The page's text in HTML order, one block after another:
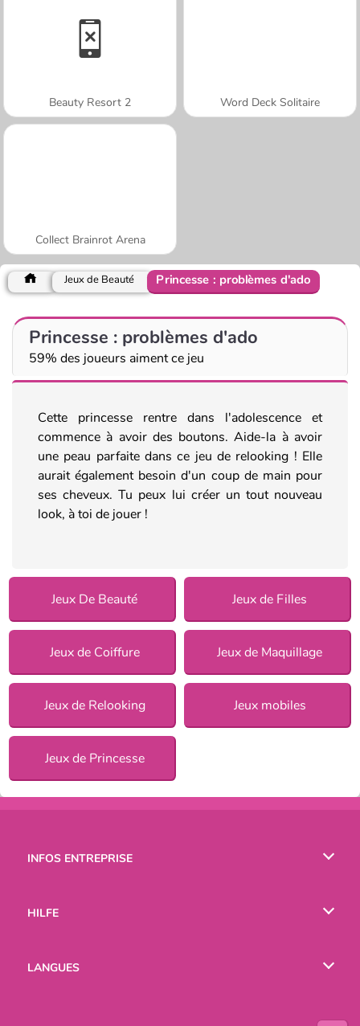
Beauty Resort 2 Word Deck Solitaire
Collect Brainrot Arena
Jeux de Beauté Princesse : problèmes d'ado
Princesse : problèmes d'ado
59% des joueurs aiment ce jeu
Cette princesse rentre dans l'adolescence et
commence à avoir des boutons. Aide-la à avoir
une peau parfaite dans ce jeu de relooking ! Elle
aurait également besoin d'un coup de main pour
ses cheveux. Tu peux lui créer un tout nouveau
look, à toi de jouer !
Jeux De Beauté Jeux de Filles
Jeux de Coiffure Jeux de Maquillage
Jeux de Relooking Jeux mobiles
Jeux de Princesse
INFOS ENTREPRISE
HILFE
LANGUES